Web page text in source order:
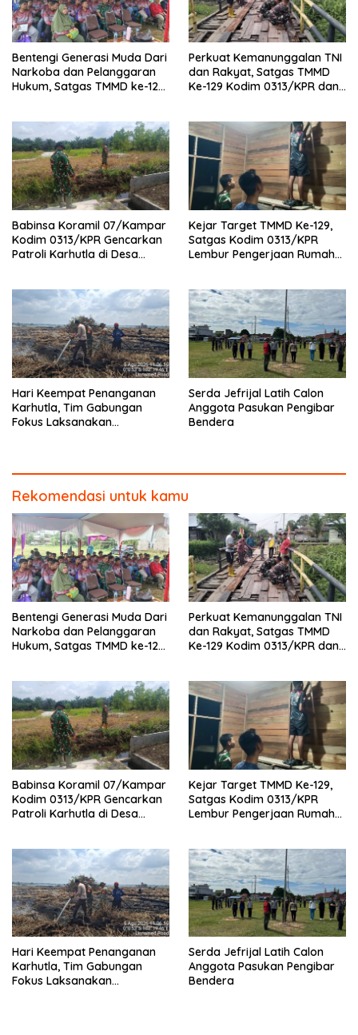
Bentengi Generasi Muda Dari
Narkoba dan Pelanggaran
Hukum, Satgas TMMD ke-129
Terap
Perkuat Kemanunggalan TNI
dan Rakyat, Satgas TMMD
Ke-129 Kodim 0313/KPR dan
Desa
Babinsa Koramil 07/Kampar
Kodim 0313/KPR Gencarkan
Patroli Karhutla di Desa
Kejar Target TMMD Ke-129,
Satgas Kodim 0313/KPR
Lembur Pengerjaan Rumah
Hari Keempat Penanganan
Karhutla, Tim Gabungan
Fokus Laksanakan
Serda Jefrijal Latih Calon
Anggota Pasukan Pengibar
Bendera
Rekomendasi untuk kamu
Bentengi Generasi Muda Dari
Narkoba dan Pelanggaran
Hukum, Satgas TMMD ke-129
Terap
Perkuat Kemanunggalan TNI
dan Rakyat, Satgas TMMD
Ke-129 Kodim 0313/KPR dan
Desa
Babinsa Koramil 07/Kampar
Kodim 0313/KPR Gencarkan
Patroli Karhutla di Desa
Kejar Target TMMD Ke-129,
Satgas Kodim 0313/KPR
Lembur Pengerjaan Rumah
Hari Keempat Penanganan
Karhutla, Tim Gabungan
Fokus Laksanakan
Serda Jefrijal Latih Calon
Anggota Pasukan Pengibar
Bendera